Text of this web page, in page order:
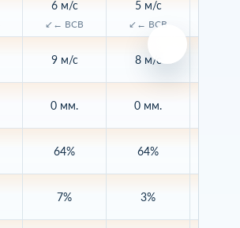
6 м/с
↙← ВСВ
9 м/с
0 мм.
64%
7%
5 м/с
↙← ВСВ
8 м/с
0 мм.
64%
3%